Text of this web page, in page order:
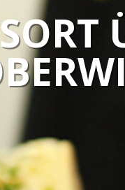
ILA
IFA
Grüne Woche
Bodensee
Musikmesse